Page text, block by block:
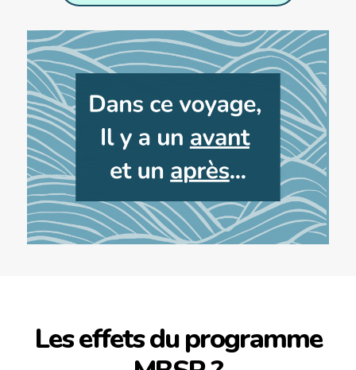
Les effets du programme